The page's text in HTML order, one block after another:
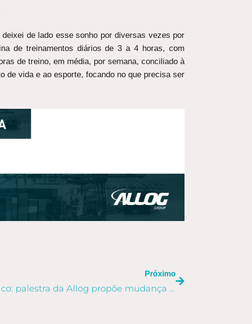
de lado esse sonho por diversas vezes por
de treinamentos diários de 3 a 4 horas, com
de treino, em média, por semana, conciliado à
de vida e ao esporte, focando no que precisa ser
Próximo
Uso do plástico: palestra da Allog propõe mudança de atitude